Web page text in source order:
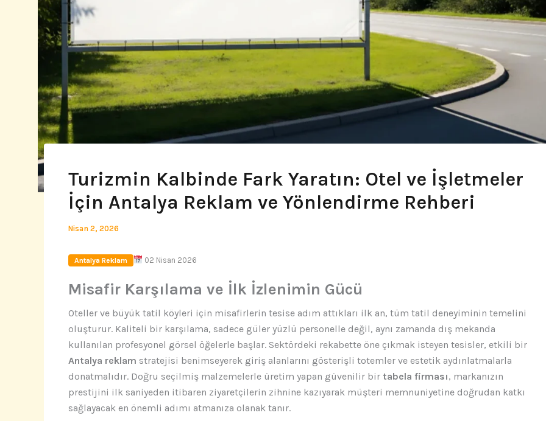
Turizmin Kalbinde Fark Yaratın: Otel ve İşletmeler
İçin Antalya Reklam ve Yönlendirme Rehberi
Nisan 2, 2026
Antalya Reklam 02 Nisan 2026
Misafir Karşılama ve İlk İzlenimin Gücü
Oteller ve büyük tatil köyleri için misafirlerin tesise adım attıkları ilk an, tüm tatil deneyiminin temelini
oluşturur. Kaliteli bir karşılama, sadece güler yüzlü personelle değil, aynı zamanda dış mekanda
kullanılan profesyonel görsel öğelerle başlar. Sektördeki rekabette öne çıkmak isteyen tesisler, etkili bir
Antalya reklam stratejisi benimseyerek giriş alanlarını gösterişli totemler ve estetik aydınlatmalarla
donatmalıdır. Doğru seçilmiş malzemelerle üretim yapan güvenilir bir tabela firması, markanızın
prestijini ilk saniyeden itibaren ziyaretçilerin zihnine kazıyarak müşteri memnuniyetine doğrudan katkı
sağlayacak en önemli adımı atmanıza olanak tanır.